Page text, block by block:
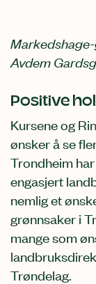
Avdem
Positive
Kursene og
ønsker å se
Trondheim
engasjert
nemlig et
grønnsaker i
mange som
Trøndelag.